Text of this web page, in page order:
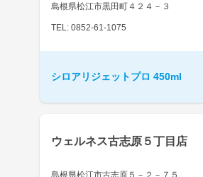
島根県松江市黒田町４２４－３
TEL: 0852-61-1075
シロアリジェットプロ 450ml
ウェルネス古志原５丁目店
島根県松江市古志原５－２－７５